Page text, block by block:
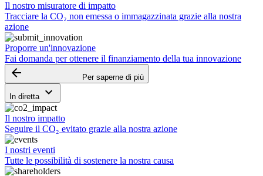
Il nostro misuratore di impatto
Tracciare la CO₂ non emessa o immagazzinata grazie alla nostra
azione
Proporre un'innovazione
Fai domanda per ottenere il finanziamento della tua innovazione
arrow_backward Per saperne di più
In diretta keyboard_arrow_down
Il nostro impatto
Seguire il CO₂ evitato grazie alla nostra azione
I nostri eventi
Tutte le possibilità di sostenere la nostra causa